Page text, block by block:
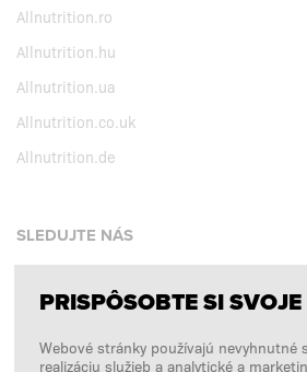
Allnutrition.ro
Allnutrition.hu
Allnutrition.ua
Allnutrition.co.uk
Allnutrition.de
SLEDUJTE NÁS
Facebook
Instagram
PRISPÔSOBTE SI
Webové stránky používajú nevyhnutné
realizáciu služieb a analytické a